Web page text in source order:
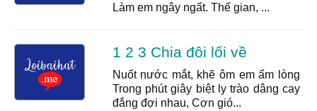
Làm em ngây ngất. Thế gian, ...
1 2 3 Chia đôi lối về
Nuốt nước mắt, khẽ ôm em ấm lòng
Trong phút giây biệt ly trào dâng cay
đắng đợi nhau, Cơn gió...